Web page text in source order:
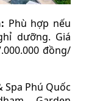
Phù hợp nếu
dưỡng. Giá
đồng/
Spa Phú Quốc